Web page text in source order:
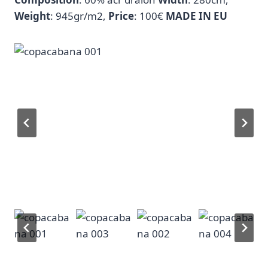
Weight: 945gr/m2, Price: 100€ MADE IN EU